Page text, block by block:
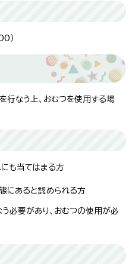
）
行なう上、おむつを使用する場
も当てはまる方
にあると認められる方
必要があり、おむつの使用が必